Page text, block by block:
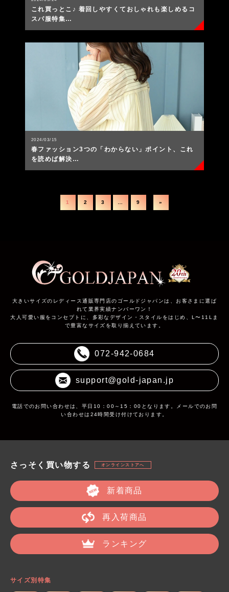
これ買っとこ♪ 着回しやすくておしゃれも楽しめるコ
スパ服特集…
2024/03/15
春ファッション3つの「わからない」ポイント、これ
を読めば解決…
1 2 3 9 »
大きいサイズのレディース通販専門店のゴールドジャパンは、お客さまに選ば
れて業界実績ナンバーワン！
大人可愛い服をコンセプトに、多彩なデザイン・スタイルをはじめ、L〜11Lま
で豊富なサイズを取り揃えています。
072-942-0684
support@gold-japan.jp
電話でのお問い合わせは、平日10：00～15：00となります。メールでのお問
い合わせは24時間受け付けております。
さっそく買い物する オンラインストアへ
新着商品
再入荷商品
ランキング
サイズ別特集